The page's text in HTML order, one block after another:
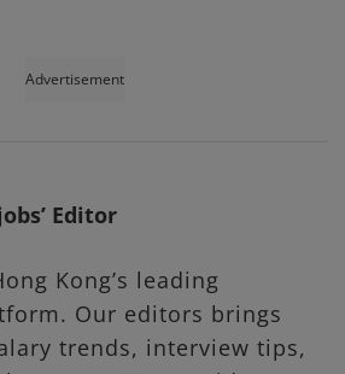
Advertisement
Editor
Kong’s leading
Our editors brings
trends, interview tips,